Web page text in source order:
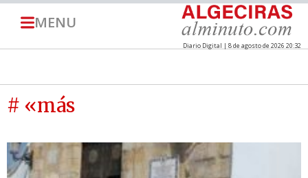
MENU
Diario Digital | 8 de agosto de 2026 20:32
# «más